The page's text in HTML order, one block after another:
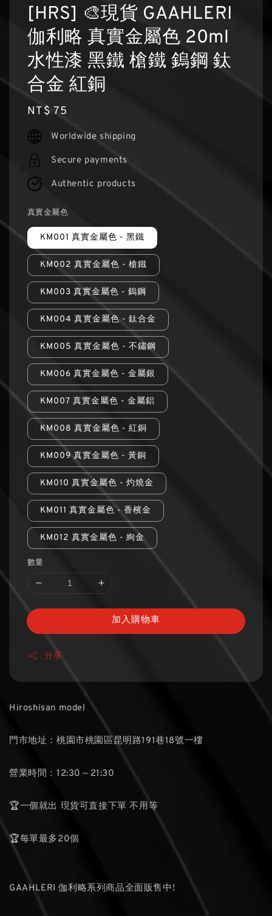
[HRS] 🎨現貨 GAAHLERI
伽利略 真實金屬色 20ml
水性漆 黑鐵 槍鐵 鎢鋼 鈦
合金 紅銅
Regular
price
NT$ 75
Worldwide shipping
Secure payments
Authentic products
真實金屬色
KM001 真實金屬色 - 黑鐵
KM002 真實金屬色 - 槍鐵
KM003 真實金屬色 - 鎢鋼
KM004 真實金屬色 - 鈦合金
KM005 真實金屬色 - 不鏽鋼
KM006 真實金屬色 - 金屬銀
KM007 真實金屬色 - 金屬鋁
KM008 真實金屬色 - 紅銅
KM009 真實金屬色 - 黃銅
KM010 真實金屬色 - 灼燒金
KM011 真實金屬色 - 香檳金
KM012 真實金屬色 - 絢金
數量
加入購物車
分享
Hiroshisan model
門市地址：桃園市桃園區昆明路191巷18號一樓
營業時間：12:30～21:30
🏆一個就出 現貨可直接下單 不用等
🏆每單最多20個
GAAHLERI 伽利略系列商品全面販售中!